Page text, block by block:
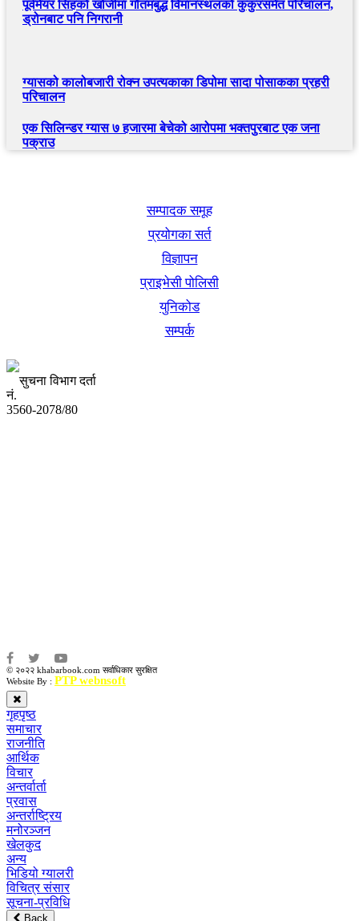
पूर्वमेयर सिंहको खोजीमा गौतमबुद्ध विमानस्थलको कुकुरसमेत परिचालन,
ड्रोनबाट पनि निगरानी
ग्यासको कालोबजारी रोक्न उपत्यकाका डिपोमा सादा पोसाकका प्रहरी
परिचालन
एक सिलिन्डर ग्यास ७ हजारमा बेचेको आरोपमा भक्तपुरबाट एक जना
पक्राउ
सम्पादक समूह
प्रयोगका सर्त
विज्ञापन
प्राइभेसी पोलिसी
युनिकोड
सम्पर्क
सुचना विभाग दर्ता
नं.
3560-2078/80
© २०२२ khabarbook.com सर्वाधिकार सुरक्षित
Website By : PTP webnsoft
गृहपृष्ठ
समाचार
राजनीति
आर्थिक
विचार
अन्तर्वार्ता
प्रवास
अन्तर्राष्ट्रिय
मनोरञ्जन
खेलकुद
अन्य
भिडियो ग्यालरी
विचित्र संसार
सूचना-प्रविधि
Back